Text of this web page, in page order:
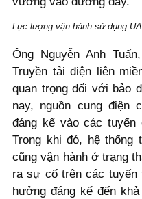
Lực lượng vận hành sử dụng
Ông Nguyễn Anh
Truyền tải điện liên
quan trọng đối với bảo
nay, nguồn cung điện
đáng kể vào các tuyến
Trong khi đó, hệ thống
cũng vận hành ở trạng
ra sự cố trên các tuyến
hưởng đáng kể đến